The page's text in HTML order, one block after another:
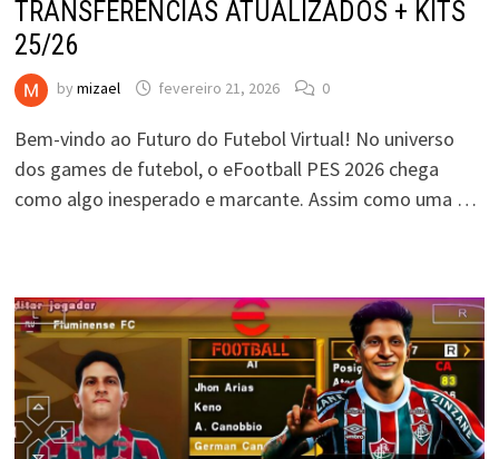
TRANSFERÊNCIAS ATUALIZADOS + KITS
25/26
by mizael fevereiro 21, 2026 0
Bem-vindo ao Futuro do Futebol Virtual! No universo
dos games de futebol, o eFootball PES 2026 chega
como algo inesperado e marcante. Assim como uma …